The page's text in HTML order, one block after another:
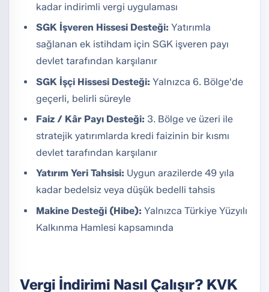
kadar indirimli vergi uygulaması
SGK İşveren Hissesi Desteği: Yatırımla
sağlanan ek istihdam için SGK işveren payı
devlet tarafından karşılanır
SGK İşçi Hissesi Desteği: Yalnızca 6. Bölge'de
geçerli, belirli süreyle
Faiz / Kâr Payı Desteği: 3. Bölge ve üzeri ile
stratejik yatırımlarda kredi faizinin bir kısmı
devlet tarafından karşılanır
Yatırım Yeri Tahsisi: Uygun arazilerde 49 yıla
kadar bedelsiz veya düşük bedelli tahsis
Makine Desteği (Hibe): Yalnızca Türkiye Yüzyılı
Kalkınma Hamlesi kapsamında
Vergi İndirimi Nasıl Çalışır? KVK